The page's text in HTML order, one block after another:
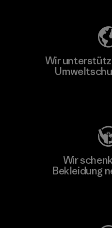
Wir
Wir
Bekleidung